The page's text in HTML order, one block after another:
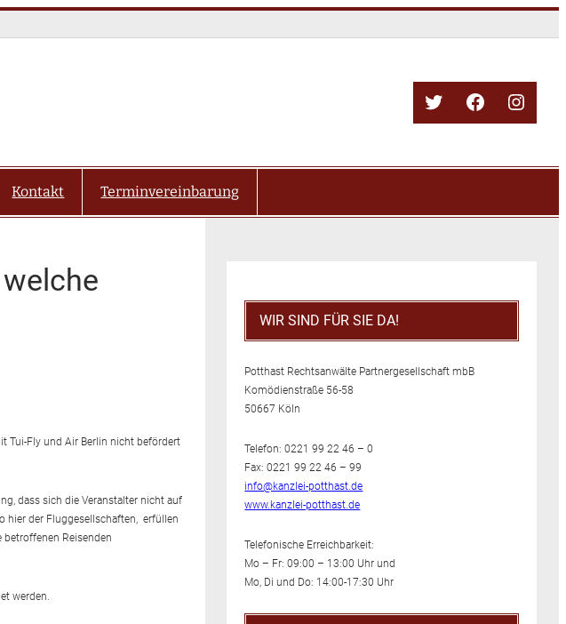
TwitterFacebook
Kontakt Terminvereinbarung
Tui-Fly und Air Berlin nicht befördert
dass sich die Veranstalter nicht auf
hier der Fluggesellschaften, erfüllen
betroffenen Reisenden
werden.
WIR SIND FÜR SIE DA!
Potthast Rechtsanwälte Partnergesellschaft mbB
Komödienstraße 56-58
50667 Köln
Telefon: 0221 99 22 46 – 0
Fax: 0221 99 22 46 – 99
info@kanzlei-potthast.de
www.kanzlei-potthast.de
Telefonische Erreichbarkeit:
Mo – Fr: 09:00 – 13:00 Uhr und
Mo, Di und Do: 14:00-17:30 Uhr